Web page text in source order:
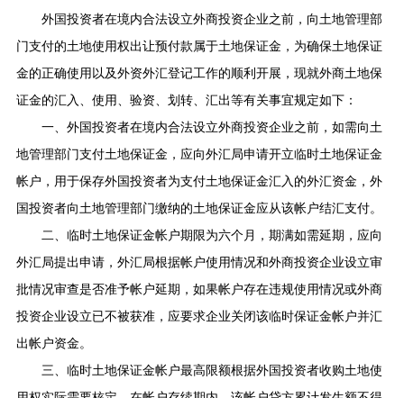
外国投资者在境内合法设立外商投资企业之前，向土地管理部
门支付的土地使用权出让预付款属于土地保证金，为确保土地保证
金的正确使用以及外资外汇登记工作的顺利开展，现就外商土地保
证金的汇入、使用、验资、划转、汇出等有关事宜规定如下：
一、外国投资者在境内合法设立外商投资企业之前，如需向土
地管理部门支付土地保证金，应向外汇局申请开立临时土地保证金
帐户，用于保存外国投资者为支付土地保证金汇入的外汇资金，外
国投资者向土地管理部门缴纳的土地保证金应从该帐户结汇支付。
二、临时土地保证金帐户期限为六个月，期满如需延期，应向
外汇局提出申请，外汇局根据帐户使用情况和外商投资企业设立审
批情况审查是否准予帐户延期，如果帐户存在违规使用情况或外商
投资企业设立已不被获准，应要求企业关闭该临时保证金帐户并汇
出帐户资金。
三、临时土地保证金帐户最高限额根据外国投资者收购土地使